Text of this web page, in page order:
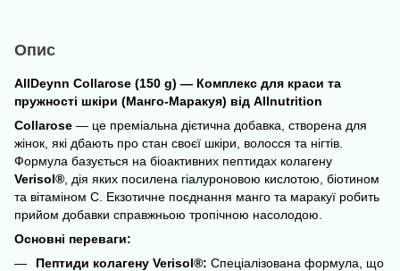
Опис
AllDeynn Collarose (150 g) — Комплекс для краси та
пружності шкіри (Манго-Маракуя) від Allnutrition
Collarose — це преміальна дієтична добавка, створена для
жінок, які дбають про стан своєї шкіри, волосся та нігтів.
Формула базується на біоактивних пептидах колагену
Verisol® , дія яких посилена гіалуроновою кислотою, біотином
та вітаміном С. Екзотичне поєднання манго та маракуї робить
прийом добавки справжньою тропічною насолодою.
Основні переваги:
Пептиди колагену Verisol®: Спеціалізована формула, що